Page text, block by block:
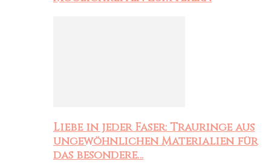
Liebe in jeder Faser: Trauringe aus
ungewöhnlichen Materialien für
das besondere…